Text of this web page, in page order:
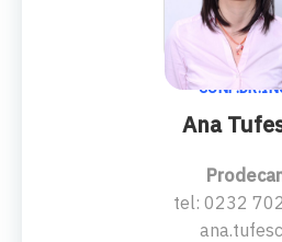
Ana
tel: 0232